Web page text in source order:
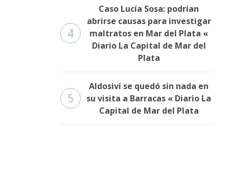
4
Caso Lucía Sosa: podrían
abrirse causas para investigar
maltratos en Mar del Plata «
Diario La Capital de Mar del
Plata
5
Aldosivi se quedó sin nada en
su visita a Barracas « Diario La
Capital de Mar del Plata